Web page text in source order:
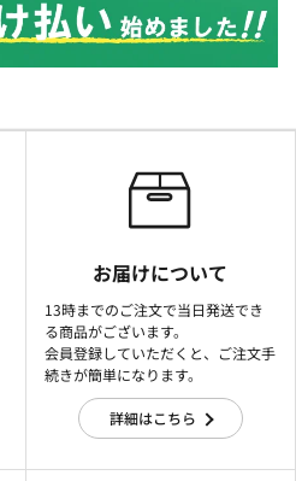
お届けについて
13時までのご注文で当日発送でき
る商品がございます。
会員登録していただくと、ご注文手
続きが簡単になります。
詳細はこちら